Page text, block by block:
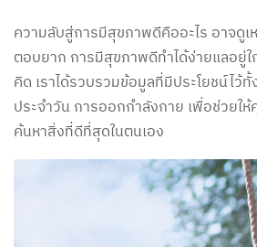
ความลับสู่การมีสุขภาพดีคืออะไร อาจดูเ
ตอบยาก การมีสุขภาพดีทำได้ง่ายแลอ
คิด เราได้รวบรวมข้อมูลที่มีประโยชน์ไว้
ประจำวัน การออกกำลังกาย เพื่อช่วยใ
ค้นหาสิ่งที่ดีที่สุดในตนเอง